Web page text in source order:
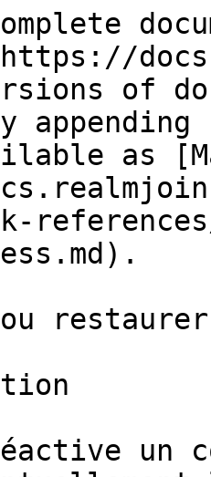
of
as
ou
un